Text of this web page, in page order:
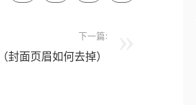
下一篇:
面页眉如何去掉）